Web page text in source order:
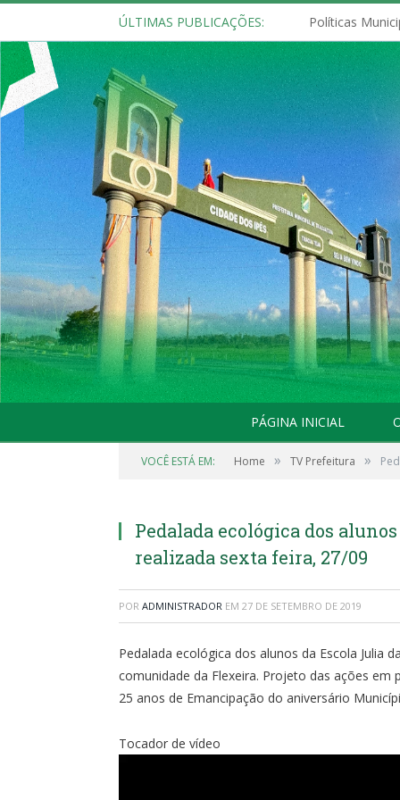
ÚLTIMAS PUBLICAÇÕES:
PÁGINA INICIAL
VOCÊ ESTÁ EM: Home » TV Prefeitura »
Pedalada ecológica dos
realizada sexta feira, 27/09
POR ADMINISTRADOR EM 27 DE SETEMBRO DE 2019
Pedalada ecológica dos alunos da Escola Julia
comunidade da Flexeira. Projeto das ações em
25 anos de Emancipação do aniversário
Tocador de vídeo